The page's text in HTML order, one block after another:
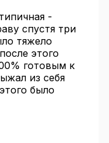
-
спустя три
тяжело
этого
готовым к
из себя
было